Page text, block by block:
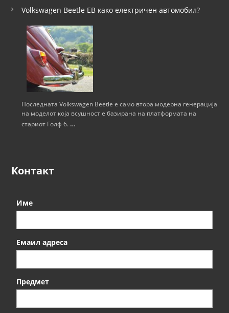
Volkswagen Beetle ЕВ како електричен автомобил?
Последната Volkswagen Beetle е само втора модерна генерација
на моделот која всушност е базирана на платформата на
стариот Голф 6. …
Контакт
Име
Емаил адреса
Предмет